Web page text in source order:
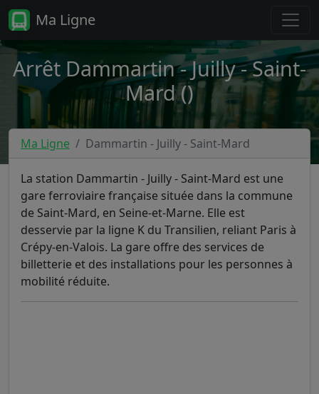
Ma Ligne
Arrêt Dammartin - Juilly - Saint-
Mard ()
Ma Ligne Dammartin - Juilly - Saint-Mard
La station Dammartin - Juilly - Saint-Mard est une
gare ferroviaire française située dans la commune
de Saint-Mard, en Seine-et-Marne. Elle est
desservie par la ligne K du Transilien, reliant Paris à
Crépy-en-Valois. La gare offre des services de
billetterie et des installations pour les personnes à
mobilité réduite.